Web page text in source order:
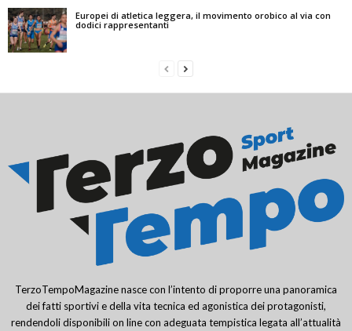
Europei di atletica leggera, il movimento orobico al via con
dodici rappresentanti
TerzoTempoMagazine nasce con l’intento di proporre una panoramica
dei fatti sportivi e della vita tecnica ed agonistica dei protagonisti,
rendendoli disponibili on line con adeguata tempistica legata all’attualità